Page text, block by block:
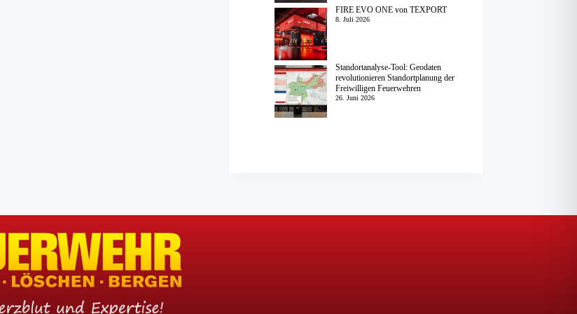
FIRE EVO ONE von TEXPORT
8. Juli 2026
Standortanalyse-Tool: Geodaten
revolutionieren Standortplanung der
Freiwilligen Feuerwehren
26. Juni 2026